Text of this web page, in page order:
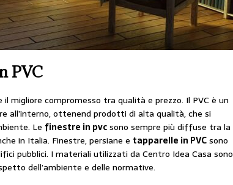
PVC
migliore compromesso tra qualità e prezzo. Il PVC è un
all’interno, ottenend prodotti di alta qualità, che si
Le finestre in pvcsono sempre più diffuse tra la
in Italia. Finestre, persiane e tapparelle in PVCsono
pubblici. I materiali utilizzati da Centro Idea Casa sono
dell’ambiente e delle normative.